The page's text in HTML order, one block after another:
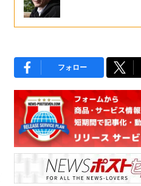
フォロー